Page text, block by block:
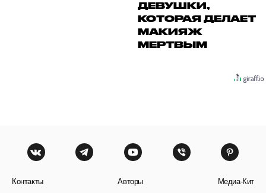
ДЕВУШКИ,
КОТОРАЯ ДЕЛАЕТ
МАКИЯЖ
МЕРТВЫМ
Контакты Авторы Медиа-Кит